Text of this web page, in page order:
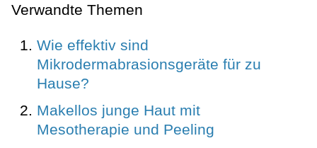
Verwandte Themen
Wie effektiv sind
Mikrodermabrasionsgeräte für zu
Hause?
Makellos junge Haut mit
Mesotherapie und Peeling